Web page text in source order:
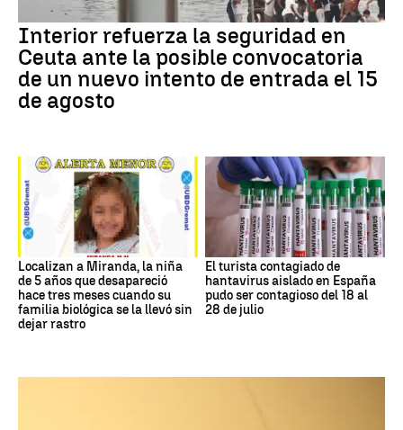
Interior refuerza la seguridad en
Ceuta ante la posible convocatoria
de un nuevo intento de entrada el 15
de agosto
Localizan a Miranda, la niña
de 5 años que desapareció
hace tres meses cuando su
familia biológica se la llevó sin
dejar rastro
El turista contagiado de
hantavirus aislado en España
pudo ser contagioso del 18 al
28 de julio